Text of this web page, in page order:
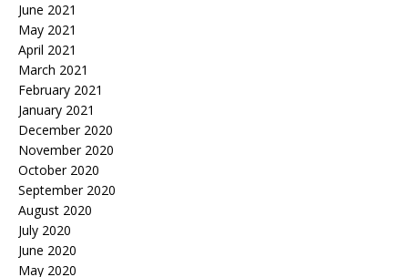
June 2021
May 2021
April 2021
March 2021
February 2021
January 2021
December 2020
November 2020
October 2020
September 2020
August 2020
July 2020
June 2020
May 2020